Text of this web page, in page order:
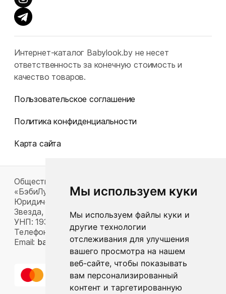
Мы используем куки
Мы используем файлы куки и
другие технологии
отслеживания для улучшения
вашего просмотра на нашем
веб-сайте, чтобы показывать
вам персонализированный
контент и таргетированную
Интернет-каталог Babylook.by не несет
ответственность за конечную стоимость и
качество товаров.
Пользовательское соглашение
Политика конфиденциальности
Карта сайта
Общество с ограниченной ответственностью
«БэбиЛук»
Юридический адрес: 220117, г. Минск, пр-т Газеты
Звезда, д. 16, пом. 52
УНП: 193815124
Телефон:
+375 33 392 66 63
Email: babylook.gm@gmail.com .